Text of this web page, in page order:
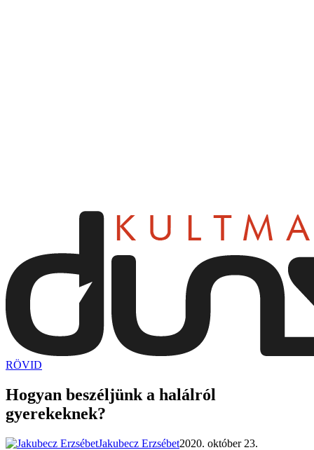
RÖVID
Hogyan beszéljünk a halálról
gyerekeknek?
Jakubecz Erzsébet2020. október 23.